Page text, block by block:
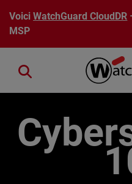
Aller au contenu principal
VoiciWatchGuard CloudDR
MSP
Close search